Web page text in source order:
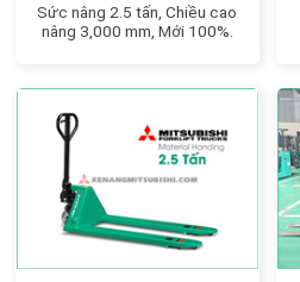
Sức nâng 2.5 tấn, Chiều cao
nâng 3,000 mm, Mới 100%.